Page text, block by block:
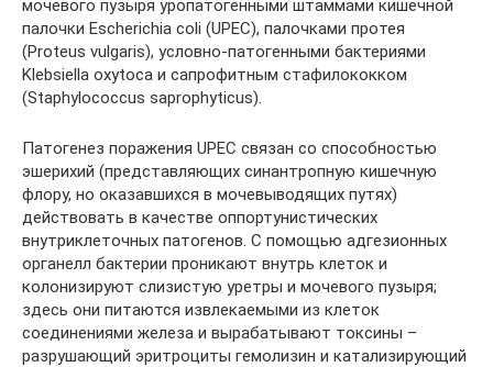
мочевого пузыря уропатогенными штаммами кишечной
палочки Escherichia coli (UPEC), палочками протея
(Proteus vulgaris), условно-патогенными бактериями
Klebsiella oxytoca и сапрофитным стафилококком
(Staphylococcus saprophyticus).
Патогенез поражения UPEC связан со способностью
эшерихий (представляющих синантропную кишечную
флору, но оказавшихся в мочевыводящих путях)
действовать в качестве оппортунистических
внутриклеточных патогенов. С помощью адгезионных
органелл бактерии проникают внутрь клеток и
колонизируют слизистую уретры и мочевого пузыря;
здесь они питаются извлекаемыми из клеток
соединениями железа и вырабатывают токсины –
разрушающий эритроциты гемолизин и катализирующий